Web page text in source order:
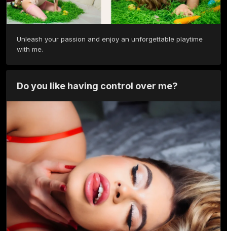
Unleash your passion and enjoy an unforgettable playtime
with me.
Do you like having control over me?